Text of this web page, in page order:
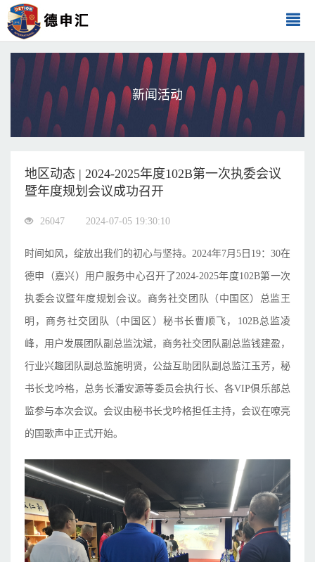
新闻活动
地区动态 | 2024-2025年度102B第一次执委会议
暨年度规划会议成功召开
26047 2024-07-05 19:30:10
时间如风，绽放出我们的初心与坚持。2024年7月5日19：30在
德申（嘉兴）用户服务中心召开了2024-2025年度102B第一次
执委会议暨年度规划会议。商务社交团队（中国区）总监王
明，商务社交团队（中国区）秘书长曹顺飞，102B总监凌
峰，用户发展团队副总监沈斌，商务社交团队副总监钱建盈，
行业兴趣团队副总监施明贤，公益互助团队副总监江玉芳，秘
书长戈吟格，总务长潘安源等委员会执行长、各VIP俱乐部总
监参与本次会议。会议由秘书长戈吟格担任主持，会议在嘹亮
的国歌声中正式开始。